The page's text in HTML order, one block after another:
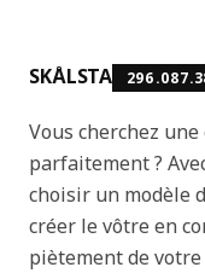
SKÅLSTA
Vous cherchez
parfaitement ?
choisir un modèle
créer le vôtre en
piètement de